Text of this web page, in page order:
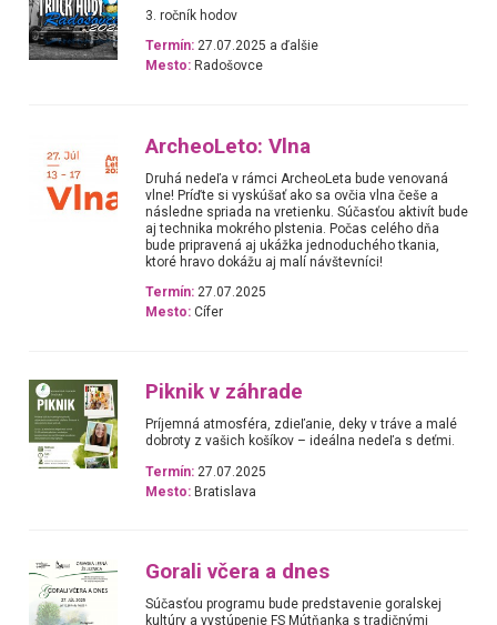
3. ročník hodov
Termín: 27.07.2025 a ďalšie
Mesto: Radošovce
ArcheoLeto: Vlna
Druhá nedeľa v rámci ArcheoLeta bude venovaná
vlne! Príďte si vyskúšať ako sa ovčia vlna češe a
následne spriada na vretienku. Súčasťou aktivít bude
aj technika mokrého plstenia. Počas celého dňa
bude pripravená aj ukážka jednoduchého tkania,
ktoré hravo dokážu aj malí návštevníci!
Termín: 27.07.2025
Mesto: Cífer
Piknik v záhrade
Príjemná atmosféra, zdieľanie, deky v tráve a malé
dobroty z vašich košíkov – ideálna nedeľa s deťmi.
Termín: 27.07.2025
Mesto: Bratislava
Gorali včera a dnes
Súčasťou programu bude predstavenie goralskej
kultúry a vystúpenie FS Mútňanka s tradičnými